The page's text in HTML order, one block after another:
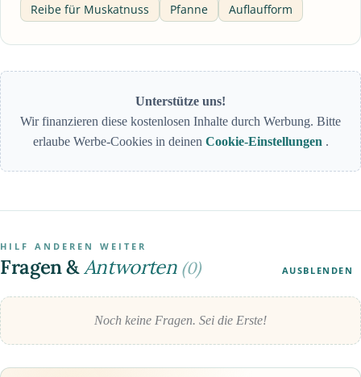
Reibe für Muskatnuss
Pfanne Auflaufform
Unterstütze uns!
Wir finanzieren diese kostenlosen Inhalte durch Werbung. Bitte
erlaube Werbe-Cookies in deinen Cookie-Einstellungen .
HILF ANDEREN WEITER
Fragen &Antworten (0) AUSBLENDEN
Noch keine Fragen. Sei die Erste!